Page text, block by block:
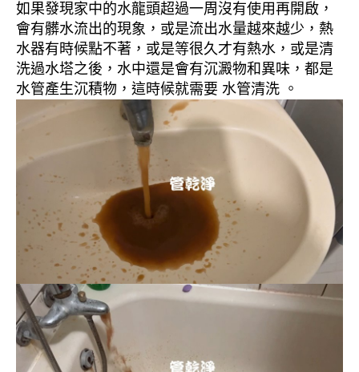
如果發現家中的水龍頭超過一周沒有使用再開啟，
會有髒水流出的現象，或是流出水量越來越少，熱
水器有時候點不著，或是等很久才有熱水，或是清
洗過水塔之後，水中還是會有沉澱物和異味，都是
水管產生沉積物，這時候就需要 水管清洗 。